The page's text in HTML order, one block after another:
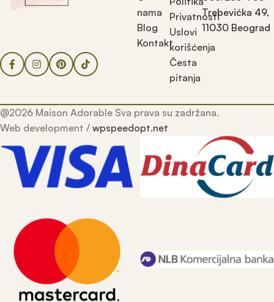
nama
Blog
Kontakt
Privatnosti
Uslovi
korišćenja
Česta
pitanja
Trebevićka 49,
11030 Beograd
@2026 Maison Adorable Sva prava su zadržana.
Web development / wpspeedopt.net